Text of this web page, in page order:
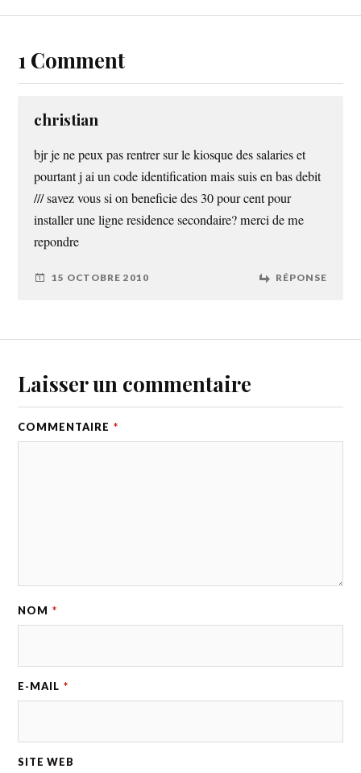
1 Comment
christian
bjr je ne peux pas rentrer sur le kiosque des salaries et
pourtant j ai un code identification mais suis en bas debit
/// savez vous si on beneficie des 30 pour cent pour
installer une ligne residence secondaire? merci de me
repondre
15 OCTOBRE 2010 RÉPONSE
Laisser un commentaire
COMMENTAIRE *
NOM *
E-MAIL *
SITE WEB